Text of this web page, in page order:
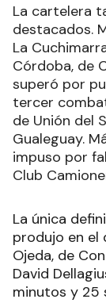
La cartelera
destacados.
La
Córdoba, de
superó por
tercer
de Unión del
Gualeguay.
impuso por
Club
La única
produjo en el
Ojeda, de
David
minutos y 25